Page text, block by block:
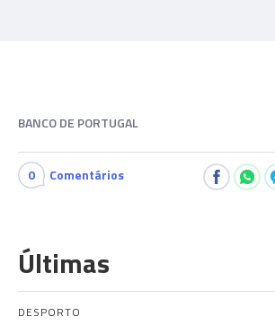
BANCO DE PORTUGAL
0 Comentários
Últimas
DESPORTO